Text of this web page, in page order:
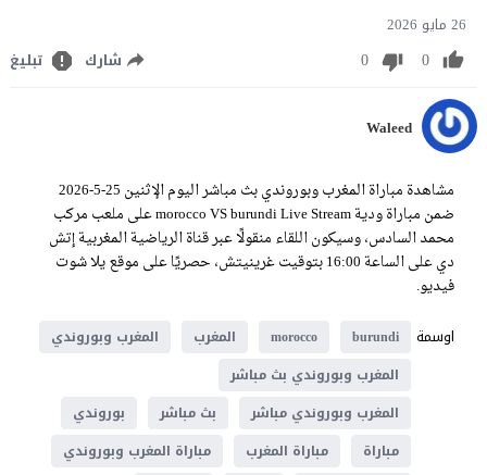
26 مايو 2026
0
0 شارك تبليغ
Waleed
مشاهدة مباراة المغرب وبوروندي بث مباشر اليوم الإثنين 25-5-2026
ضمن مباراة ودية morocco VS burundi Live Stream على ملعب مركب
محمد السادس، وسيكون اللقاء منقولًا عبر قناة الرياضية المغربية إتش
دي على الساعة 16:00 بتوقيت غرينيتش، حصريًا على موقع يلا شوت
فيديو.
اوسمة
burundi
morocco المغرب
المغرب وبوروندي
المغرب وبوروندي بث مباشر
المغرب وبوروندي مباشر
بث مباشر
بوروندي
مباراة
مباراة المغرب
مباراة المغرب وبوروندي